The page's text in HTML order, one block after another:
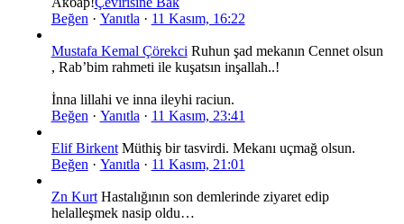
Beğen · Yanıtla · 11 Kasım, 16:22
Mustafa Kemal Çörekci Ruhun şad mekanın Cennet olsun
, Rab’bim rahmeti ile kuşatsın inşallah..!
İnna lillahi ve inna ileyhi raciun.
Beğen · Yanıtla · 11 Kasım, 23:41
Elif BirkentMüthiş bir tasvirdi. Mekanı uçmağ olsun.
Beğen · Yanıtla · 11 Kasım, 21:01
Zn KurtHastalığının son demlerinde ziyaret edip
helalleşmek nasip oldu…